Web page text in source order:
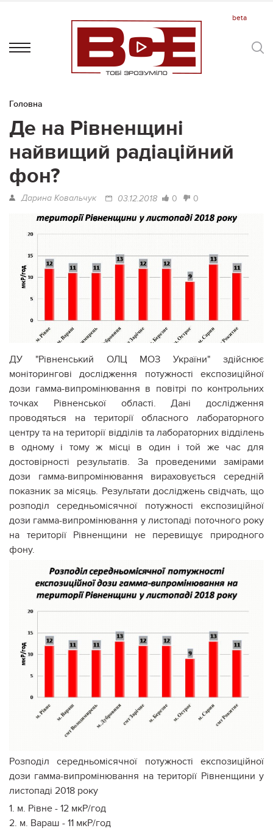
Головна
Де на Рівненщині
найвищий радіаційний
фон?
Дарина Ковальчук 03.12.2018 0 0
ДУ "Рівненський ОЛЦ МОЗ України" здійснює
моніторингові дослідження потужності експозиційної
дози гамма-випромінювання в повітрі по контрольних
точках Рівненської області. Дані дослідження
проводяться на території обласного лабораторного
центру та на території відділів та лабораторних відділень
в одному і тому ж місці в один і той же час для
достовірності результатів. За проведеними замірами
дози гамма-випромінювання вираховується середній
показник за місяць. Результати досліджень свідчать, що
розподіл середньомісячної потужності експозиційної
дози гамма-випромінювання у листопаді поточного року
на території Рівненщини не перевищує природного
фону.
Розподіл середньомісячної потужності експозиційної
дози гамма-випромінювання на території Рівненщини у
листопаді 2018 року
1. м. Рівне - 12 мкР/год
2. м. Вараш - 11 мкР/год